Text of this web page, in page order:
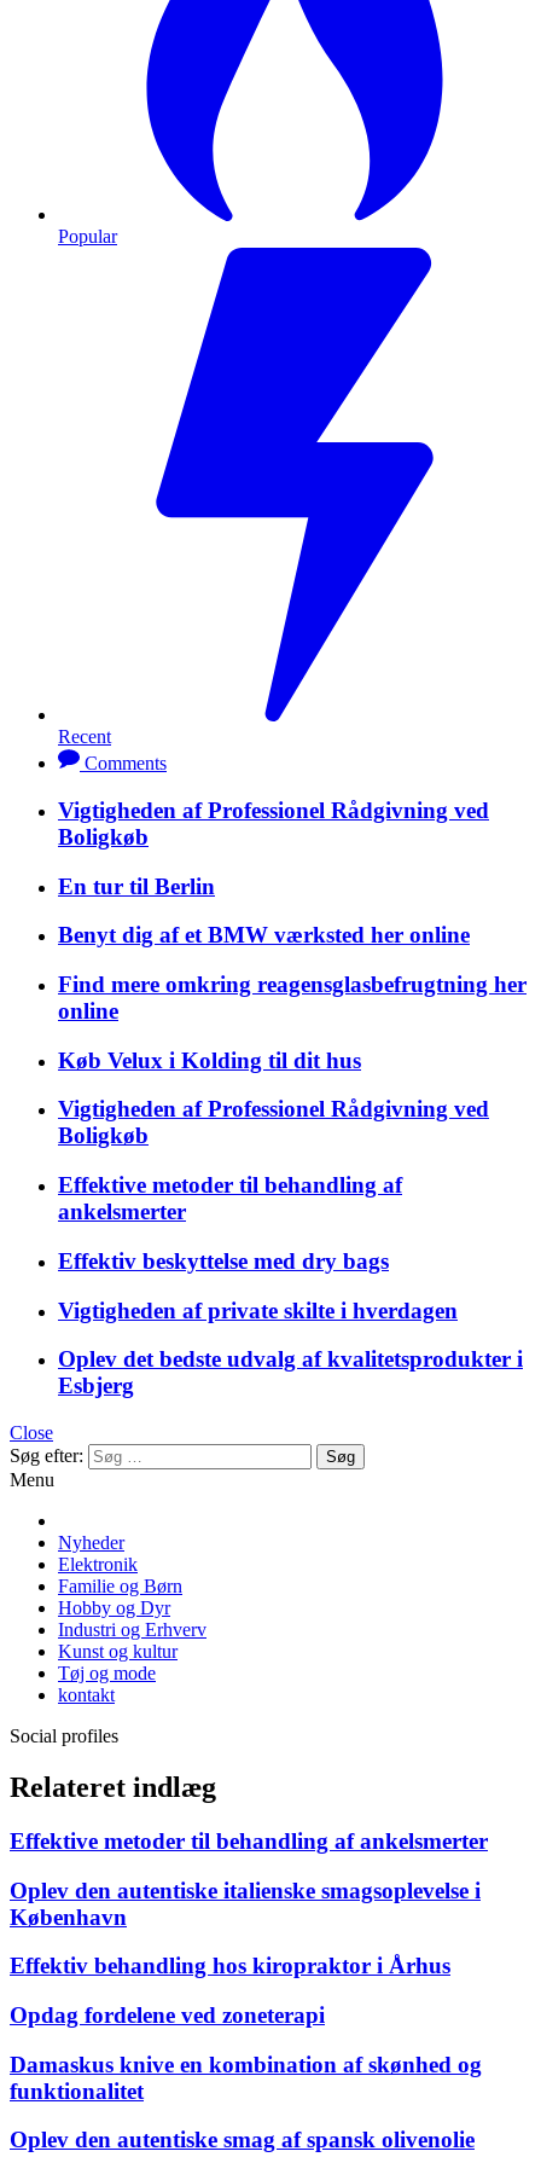
Popular
Recent
Comments
Vigtigheden af Professionel Rådgivning ved
Boligkøb
En tur til Berlin
Benyt dig af et BMW værksted her online
Find mere omkring reagensglasbefrugtning her
online
Køb Velux i Kolding til dit hus
Vigtigheden af Professionel Rådgivning ved
Boligkøb
Effektive metoder til behandling af
ankelsmerter
Effektiv beskyttelse med dry bags
Vigtigheden af private skilte i hverdagen
Oplev det bedste udvalg af kvalitetsprodukter i
Esbjerg
Close
Søg efter:
Menu
Nyheder
Elektronik
Familie og Børn
Hobby og Dyr
Industri og Erhverv
Kunst og kultur
Tøj og mode
kontakt
Social profiles
Relateret indlæg
Effektive metoder til behandling af ankelsmerter
Oplev den autentiske italienske smagsoplevelse i
København
Effektiv behandling hos kiropraktor i Århus
Opdag fordelene ved zoneterapi
Damaskus knive en kombination af skønhed og
funktionalitet
Oplev den autentiske smag af spansk olivenolie